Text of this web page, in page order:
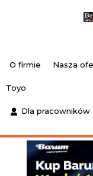
O firmie Nasza
Toyo
Dla pracowników